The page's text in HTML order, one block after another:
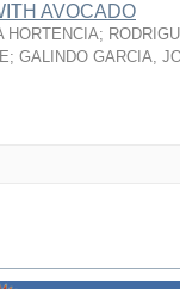
AVOCADO
HORTENCIA;
; GALINDO GARCIA,